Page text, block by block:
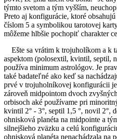
týmto svetom a tým vyšším,
Preto aj konfigurácie, ktoré
číslom 5 a symbolikou tarotovej
môžeme hlbšie pochopiť charakter
Ešte sa vrátim k trojuholíkom a k
aspektom (polosextil, kvintil, septil,
používa minimum astrológov. Je
také badateľné ako keď sa
prvé v trojuholníkovej konfigurácii
zároveň midpointom dvoch
orbisoch aké používame pri
kvintil 2° - 3°, septil 1,5 °, novil 2°,
ohnisková planéta na midpointe a
silnejšieho zväzku a celú
ohnisková planéta nenachádzala na